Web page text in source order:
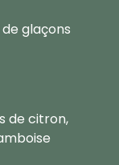
glaçons
de citron,